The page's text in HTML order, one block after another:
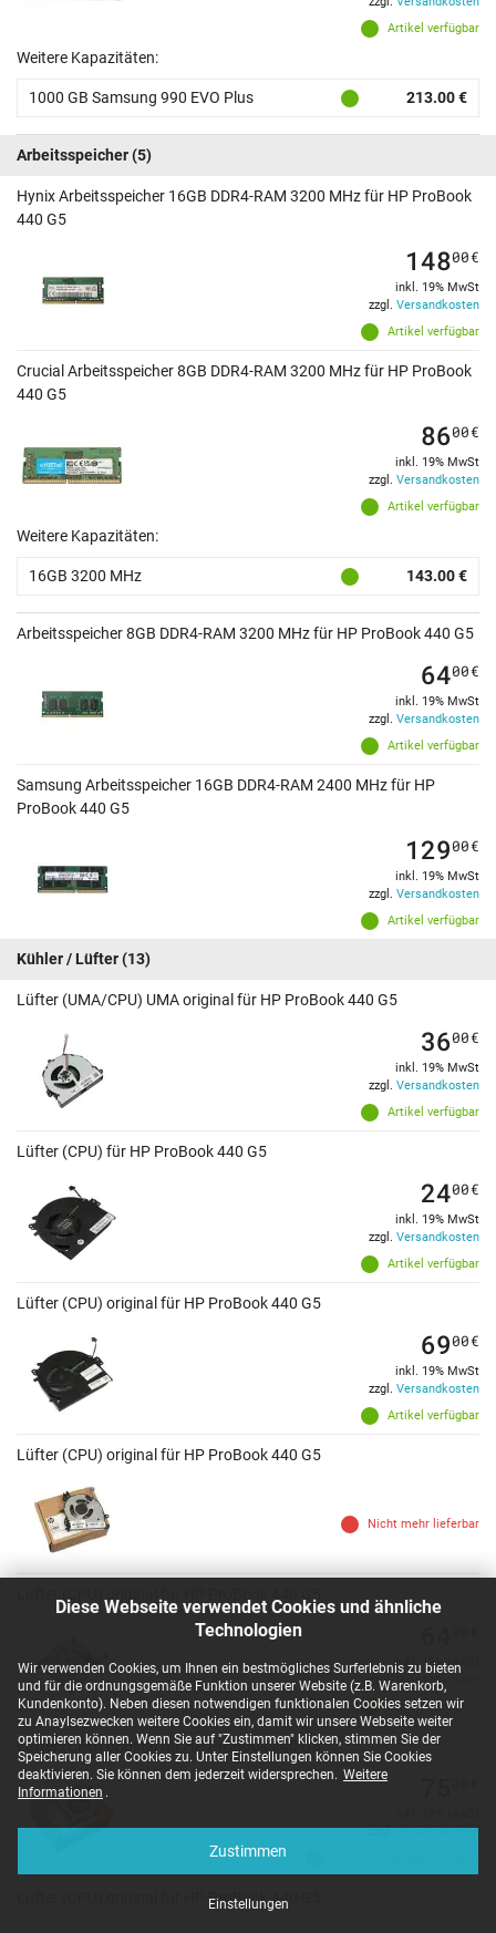
Diese Webseite verwendet Cookies und ähnliche
Technologien
Wir verwenden Cookies, um Ihnen ein bestmögliches Surferlebnis zu bieten
und für die ordnungsgemäße Funktion unserer Website (z.B. Warenkorb,
Kundenkonto). Neben diesen notwendigen funktionalen Cookies setzen wir
zu Anaylsezwecken weitere Cookies ein, damit wir unsere Webseite weiter
optimieren können. Wenn Sie auf "Zustimmen" klicken, stimmen Sie der
Speicherung aller Cookies zu. Unter Einstellungen können Sie Cookies
deaktivieren. Sie können dem jederzeit widersprechen. Weitere
Informationen .
Zustimmen
Einstellungen
Artikel verfügbar
Weitere Kapazitäten:
1000 GB Samsung 990 EVO Plus 213.00 €
Arbeitsspeicher(5)
Hynix Arbeitsspeicher 16GB DDR4-RAM 3200 MHz für HP ProBook
440 G5
Artikel verfügbar
14800€
inkl. 19% MwSt
zzgl. Versandkosten
Crucial Arbeitsspeicher 8GB DDR4-RAM 3200 MHz für HP ProBook
440 G5
Artikel verfügbar
8600€
inkl. 19% MwSt
zzgl. Versandkosten
Weitere Kapazitäten:
16GB 3200 MHz 143.00 €
Arbeitsspeicher 8GB DDR4-RAM 3200 MHz für HP ProBook 440 G5
Artikel verfügbar
6400€
inkl. 19% MwSt
zzgl. Versandkosten
Samsung Arbeitsspeicher 16GB DDR4-RAM 2400 MHz für HP
ProBook 440 G5
Artikel verfügbar
12900€
inkl. 19% MwSt
zzgl. Versandkosten
Kühler / Lüfter(13)
Lüfter (UMA/CPU) UMA original für HP ProBook 440 G5
Artikel verfügbar
3600€
inkl. 19% MwSt
zzgl. Versandkosten
Lüfter (CPU) für HP ProBook 440 G5
Artikel verfügbar
2400€
inkl. 19% MwSt
zzgl. Versandkosten
Lüfter (CPU) original für HP ProBook 440 G5
Artikel verfügbar
6900€
inkl. 19% MwSt
zzgl. Versandkosten
Lüfter (CPU) original für HP ProBook 440 G5
Nicht mehr lieferbar
Lüfter (CPU) original für HP ProBook 440 G5
Artikel verfügbar
inkl. 19% MwSt
zzgl.Versandkosten
Lüfter (CPU) original für HP ProBook 440 G5
zzgl.Versandkosten
Lüfter (CPU) original für HP ProBook 440 G5